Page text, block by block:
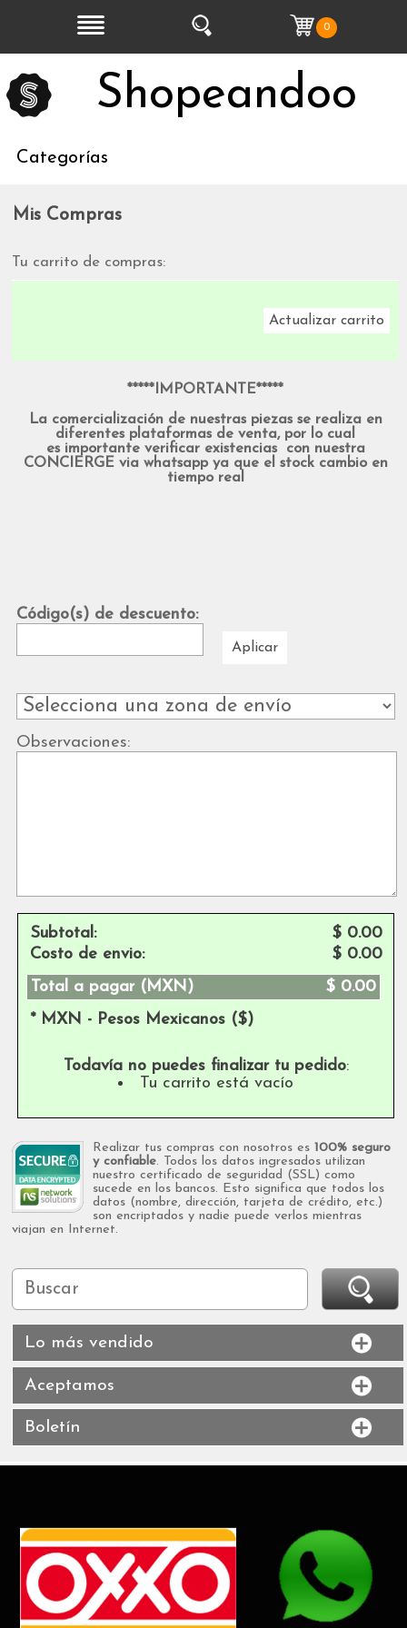
0
Shopeandoo
Categorías
Mis Compras
Tu carrito de compras:
Actualizar carrito
*****IMPORTANTE*****
La comercialización de nuestras piezas se realiza en
diferentes plataformas de venta, por lo cual
es importante verificar existencias con nuestra
CONCIERGE via whatsapp ya que el stock cambio en
tiempo real
Código(s) de descuento:
Aplicar
Observaciones:
Subtotal:
$ 0.00
Costo de envio:
$ 0.00
Total a pagar (MXN)
$ 0.00
* MXN - Pesos Mexicanos ($)
Todavía no puedes finalizar tu pedido:
Tu carrito está vacío
Realizar tus compras con nosotros es100% seguro
y confiable. Todos los datos ingresados utilizan
nuestro certificado de seguridad (SSL) como
sucede en los bancos. Esto significa que todos los
datos (nombre, dirección, tarjeta de crédito, etc.)
son encriptados y nadie puede verlos mientras
viajan en Internet.
Lo más vendido
Aceptamos
Boletín